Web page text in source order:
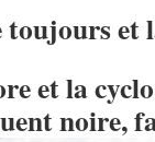
et
et la
noire,